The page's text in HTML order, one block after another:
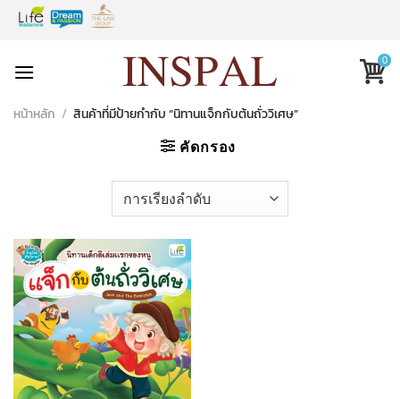
Skip
0
หน้าหลัก / สินค้าที่มีป้ายกำกับ “นิทานแจ็กกับต้นถั่ววิเศษ”
คัดกรอง